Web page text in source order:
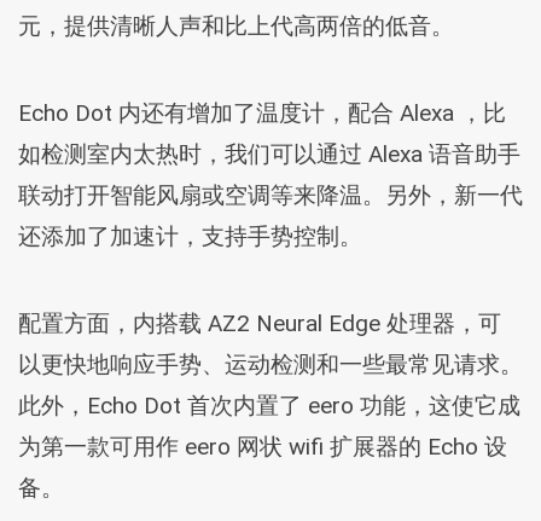
元，提供清晰人声和比上代高两倍的低音。
Echo Dot 内还有增加了温度计，配合 Alexa ，比
如检测室内太热时，我们可以通过 Alexa 语音助手
联动打开智能风扇或空调等来降温。另外，新一代
还添加了加速计，支持手势控制。
配置方面，内搭载 AZ2 Neural Edge 处理器，可
以更快地响应手势、运动检测和一些最常见请求。
此外，Echo Dot 首次内置了 eero 功能，这使它成
为第一款可用作 eero 网状 wifi 扩展器的 Echo 设
备。